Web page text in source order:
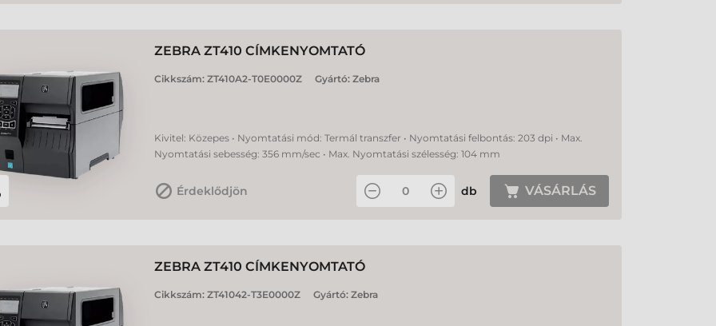
ZEBRA ZT410 CÍMKENYOMTATÓ
Cikkszám: ZT410A2-T0E0000Z Gyártó: Zebra
Kivitel: Közepes • Nyomtatási mód: Termál transzfer • Nyomtatási felbontás: 203 dpi • Max.
Nyomtatási sebesség: 356 mm/sec • Max. Nyomtatási szélesség: 104 mm
Érdeklődjön db VÁSÁRLÁS
ZEBRA ZT410 CÍMKENYOMTATÓ
Cikkszám: ZT41042-T3E0000Z Gyártó: Zebra